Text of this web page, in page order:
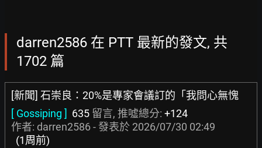
darren2586 在 PTT 最新的發文, 共
1702 篇
[新聞] 石崇良：20%是專家會議訂的「我問心無愧
[ Gossiping ] 635 留言, 推噓總分: +124
作者: darren2586 - 發表於 2026/07/30 02:49
(1周前)